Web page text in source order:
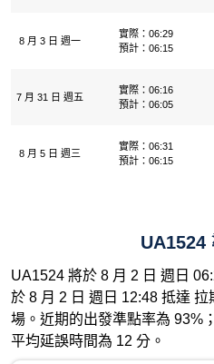
8 月 3 日 週一
實際：06:29
預計：06:15
7 月 31 日 週五
實際：06:16
預計：06:05
8 月 5 日 週三
實際：06:31
預計：06:15
UA1524
UA1524 將於 8 月 2 日 週日
於 8 月 2 日 週日 12:48 抵達
場。近期的出發準點率為 93%
平均延誤時間為 12 分。